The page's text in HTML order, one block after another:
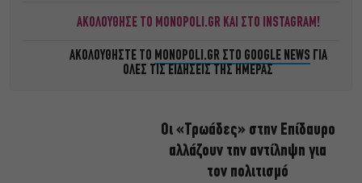
ΑΚΟΛΟΥΘΗΣΕ ΤΟ MONOPOLI.GR ΚΑΙ ΣΤΟ INSTAGRAM!
ΑΚΟΛΟΥΘΗΣΤΕ ΤΟ MONOPOLI.GR ΣΤΟ GOOGLE NEWS ΓΙΑ
ΟΛΕΣ ΤΙΣ ΕΙΔΗΣΕΙΣ ΤΗΣ ΗΜΕΡΑΣ
Οι «Τρωάδες» στην Επίδαυρο
αλλάζουν την αντίληψη για
τον πολιτισμό